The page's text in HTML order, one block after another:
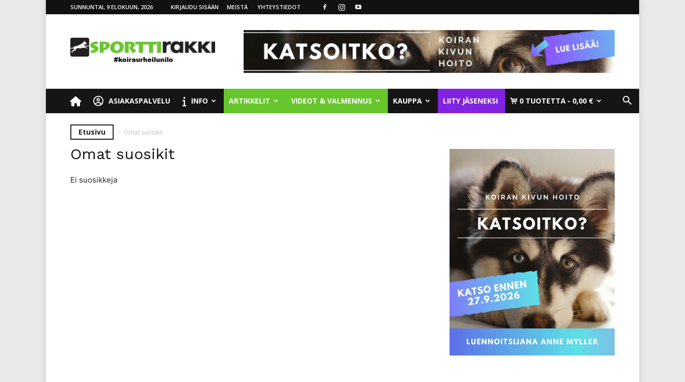
SUNNUNTAI, 9 ELOKUUN, 2026 KIRJAUDU SISÄÄN MEISTÄ YHTEYSTIEDOT
ASIAKASPALVELU INFO ARTIKKELIT VIDEOT & VALMENNUS KAUPPA LIITY JÄSENEKSI 0 TUOTETTA 0,00 €
Etusivu Omat suosikit
Omat suosikit
Ei suosikkeja